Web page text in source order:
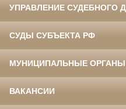
УПРАВЛЕНИЕ СУДЕБНОГО
СУДЫ СУБЪЕКТА РФ
МУНИЦИПАЛЬНЫЕ ОРГАНЫ
ВАКАНСИИ